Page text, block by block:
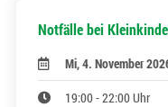
Notfälle bei
Mi, 4. November
19:00 - 22:00 Uhr